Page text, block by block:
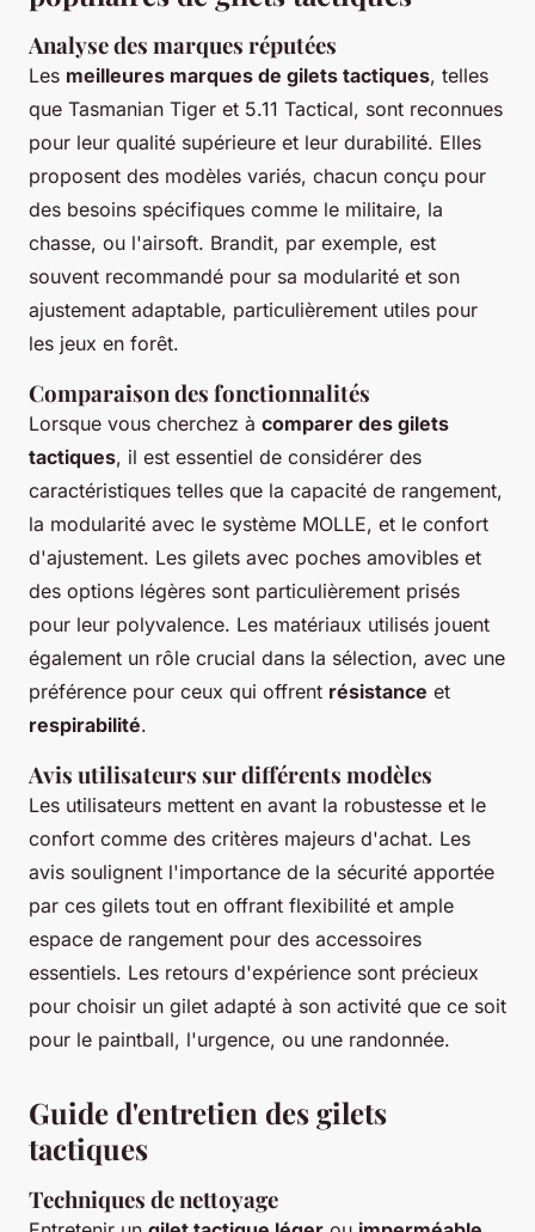
Analyse des marques réputées
Les meilleures marques de gilets tactiques, telles
que Tasmanian Tiger et 5.11 Tactical, sont reconnues
pour leur qualité supérieure et leur durabilité. Elles
proposent des modèles variés, chacun conçu pour
des besoins spécifiques comme le militaire, la
chasse, ou l'airsoft. Brandit, par exemple, est
souvent recommandé pour sa modularité et son
ajustement adaptable, particulièrement utiles pour
les jeux en forêt.
Comparaison des fonctionnalités
Lorsque vous cherchez à comparer des gilets
tactiques, il est essentiel de considérer des
caractéristiques telles que la capacité de rangement,
la modularité avec le système MOLLE, et le confort
d'ajustement. Les gilets avec poches amovibles et
des options légères sont particulièrement prisés
pour leur polyvalence. Les matériaux utilisés jouent
également un rôle crucial dans la sélection, avec une
préférence pour ceux qui offrent résistance et
respirabilité.
Avis utilisateurs sur différents modèles
Les utilisateurs mettent en avant la robustesse et le
confort comme des critères majeurs d'achat. Les
avis soulignent l'importance de la sécurité apportée
par ces gilets tout en offrant flexibilité et ample
espace de rangement pour des accessoires
essentiels. Les retours d'expérience sont précieux
pour choisir un gilet adapté à son activité que ce soit
pour le paintball, l'urgence, ou une randonnée.
Guide d'entretien des gilets
tactiques
Techniques de nettoyage